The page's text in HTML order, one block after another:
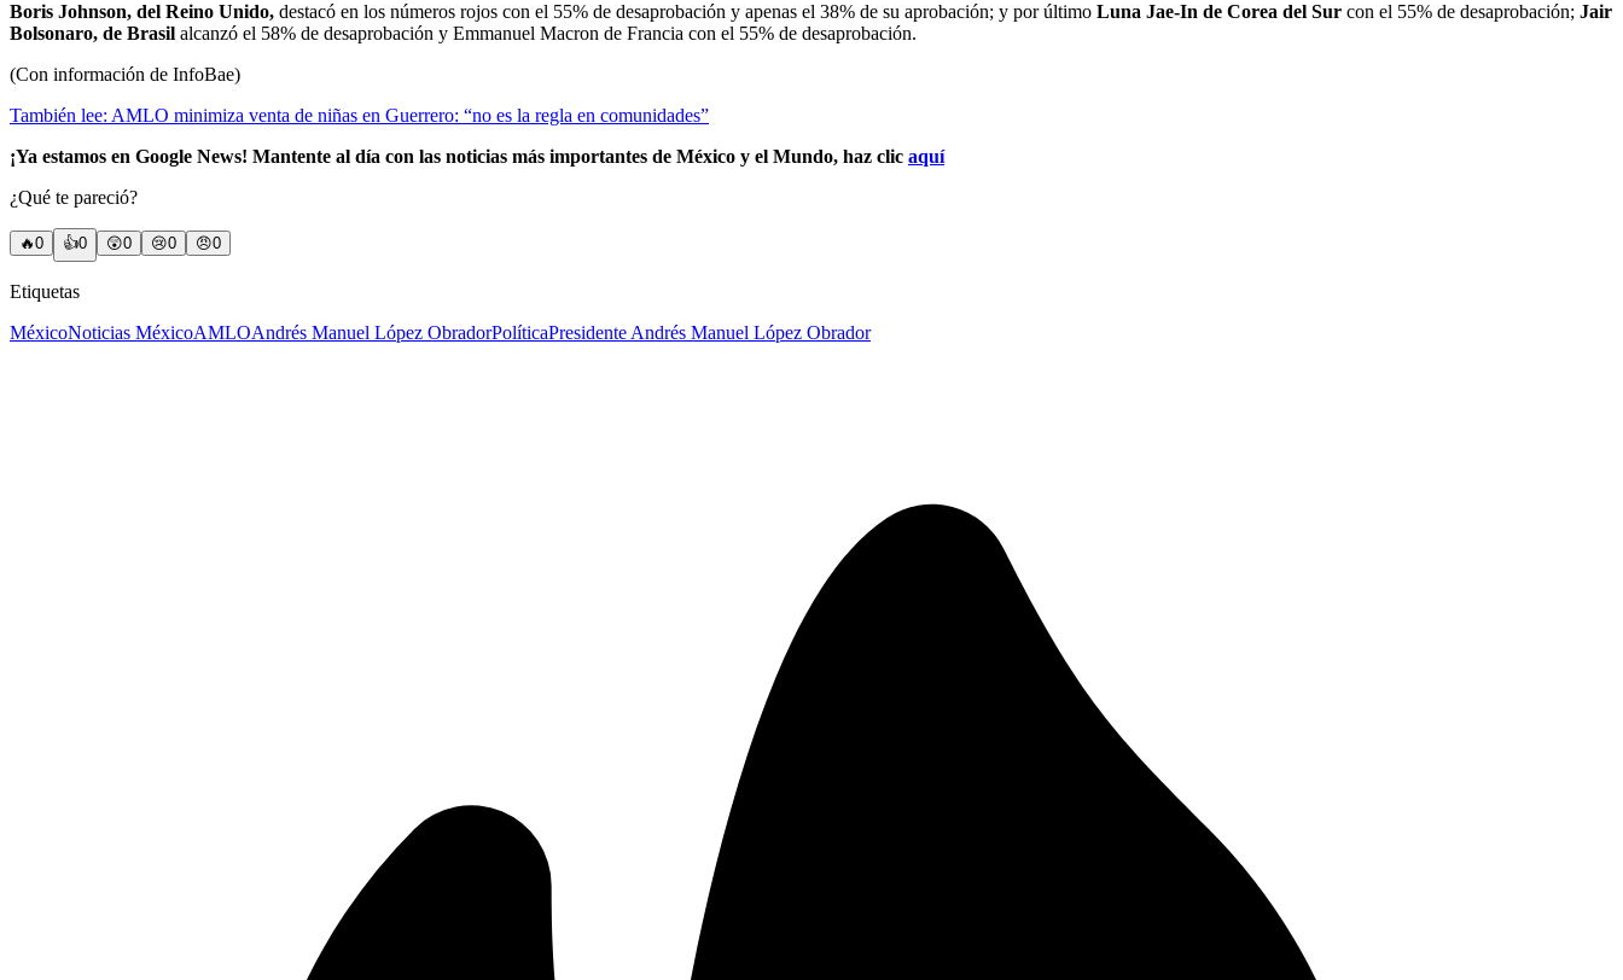
Boris Johnson, del Reino Unido, destacó en los números rojos con el 55% de desaprobación y apenas el 38% de su aprobación; y por último Luna Jae-In de Corea del Sur con el 55% de desaprobación; Jair
Bolsonaro, de Brasil alcanzó el 58% de desaprobación y Emmanuel Macron de Francia con el 55% de desaprobación.
(Con información de InfoBae)
También lee: AMLO minimiza venta de niñas en Guerrero: “no es la regla en comunidades”
¡Ya estamos en Google News! Mantente al día con las noticias más importantes de México y el Mundo, haz clic aquí
¿Qué te pareció?
🔥0 👍0 😲0 😢0 😠0
Etiquetas
MéxicoNoticias MéxicoAMLOAndrés Manuel López ObradorPolíticaPresidente Andrés Manuel López Obrador